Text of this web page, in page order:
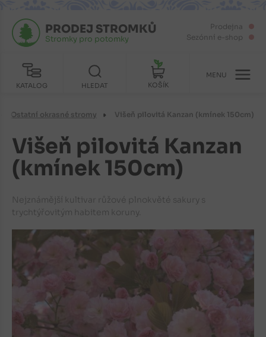
Prodejna
Sezónní e-shop
KATALOG
PRODEJ STROMKŮ
Stromky pro potomky
HLEDAT KOŠÍK
MENU
Ostatní okrasné stromy Višeň pilovitá Kanzan (kmínek 150cm)
Višeň pilovitá Kanzan
(kmínek 150cm)
Nejznámější kultivar růžové plnokvěté sakury s
trychtýřovitým habitem koruny.